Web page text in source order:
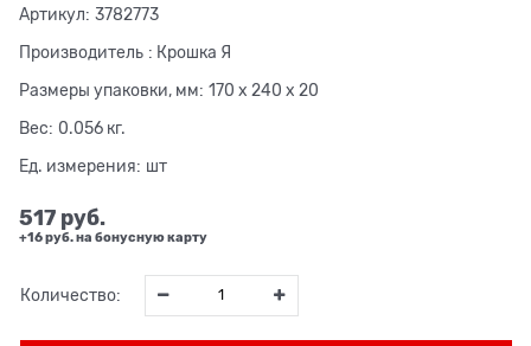
Артикул: 3782773
Производитель : Крошка Я
Размеры упаковки, мм: 170 x 240 x 20
Вес: 0.056 кг.
Ед. измерения: шт
517 руб.
+16 руб. на бонусную карту
Количество: